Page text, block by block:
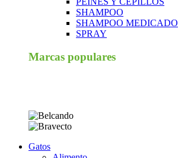
SHAMPOO
SHAMPOO MEDICADO
SPRAY
Marcas populares
Gatos